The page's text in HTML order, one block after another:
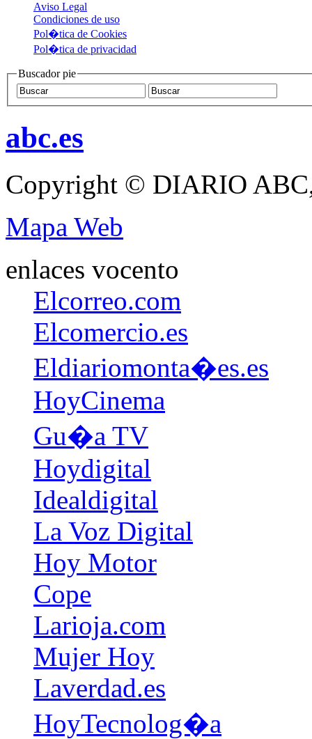
Aviso Legal
Condiciones de uso
Pol�tica de Cookies
Pol�tica de privacidad
Buscador pie
abc.es
Copyright © DIARIO
Mapa Web
enlaces vocento
Elcorreo.com
Elcomercio.es
Eldiariomonta�es.es
HoyCinema
Gu�a TV
Hoydigital
Idealdigital
La Voz Digital
Hoy Motor
Cope
Larioja.com
Mujer Hoy
Laverdad.es
HoyTecnolog�a